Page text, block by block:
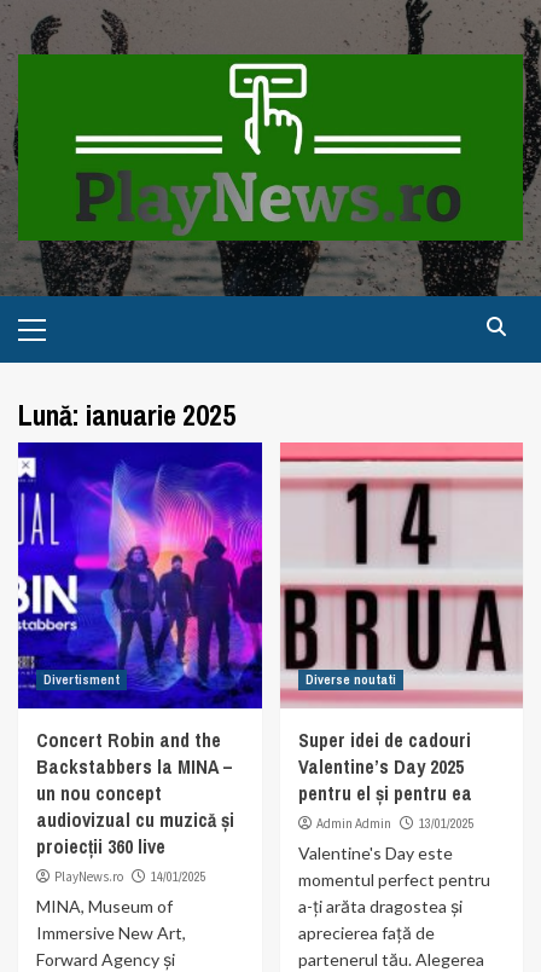
Skip
to
Menu
Lună: ianuarie 2025
Divertisment
Concert Robin and the
Backstabbers la MINA –
un nou concept
audiovizual cu muzică și
proiecții 360 live
PlayNews.ro 14/01/2025
MINA, Museum of
Immersive New Art,
Forward Agency și
Diverse noutati
Super idei de cadouri
Valentine’s Day 2025
pentru el și pentru ea
Admin Admin 13/01/2025
Valentine's Day este
momentul perfect pentru
a-ți arăta dragostea și
aprecierea față de
partenerul tău. Alegerea